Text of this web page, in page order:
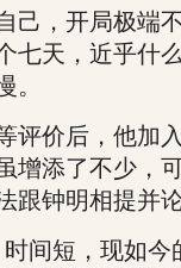
，开局极端不
七天，近乎什
。
价后，他加入
增添了不少，
跟钟明相提并论
短，现如今